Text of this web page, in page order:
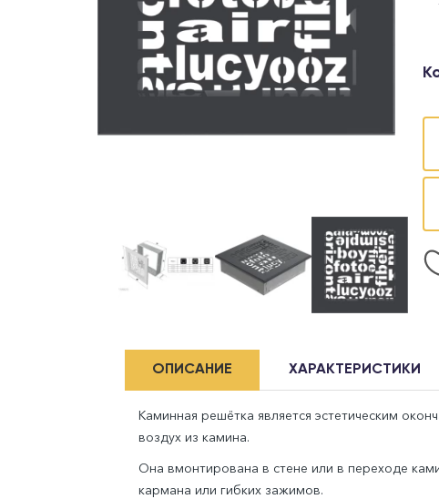
ОПИСАНИЕ ХАРАКТЕРИСТИКИ
Каминная решётка является эстетическим
воздух из камина.
Она вмонтирована в стене или в переходе
кармана или гибких зажимов.